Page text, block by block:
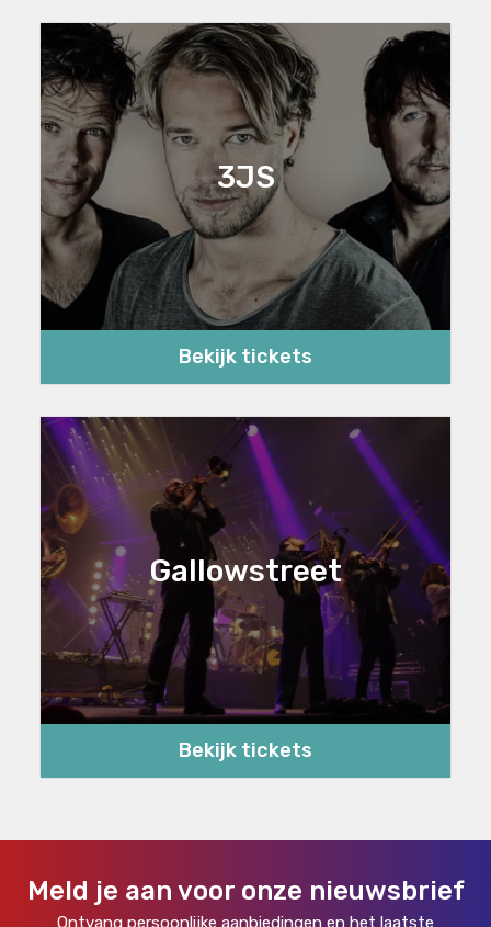
3JS
Bekijk tickets
Gallowstreet
Bekijk tickets
Meld je aan voor onze nieuwsbrief
Ontvang persoonlijke aanbiedingen en het laatste